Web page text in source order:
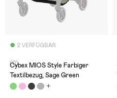
2 VERFÜGBAR
(0)
Cybex MIOS Style Farbiger
Textilbezug, Sage Green